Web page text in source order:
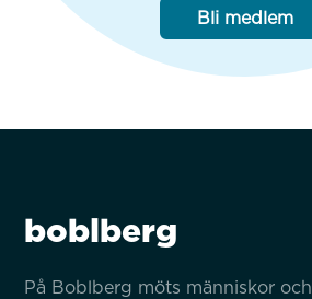
Bli medlem
boblberg
På Boblberg möts människor och